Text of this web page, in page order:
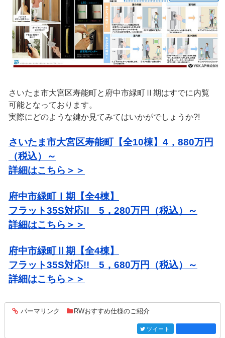
さいたま市大宮区寿能町と府中市緑町Ⅱ期はすでに内覧
可能となっております。
実際にどのような鍵か見てみてはいかがでしょうか?!
さいたま市大宮区寿能町【全10棟】4，880万円
（税込）～
詳細はこちら＞＞
府中市緑町Ⅰ期【全4棟】
フラット35S対応!! 5，280万円（税込）～
詳細はこちら＞＞
府中市緑町Ⅱ期【全4棟】
フラット35S対応!! 5，680万円（税込）～
詳細はこちら＞＞
entry1826
パーマリンク RWおすすめ仕様のご紹介
entry1826
ツイート